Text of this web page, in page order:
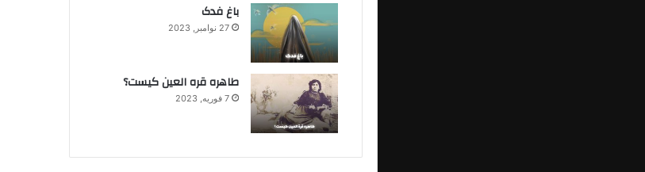
باغ فدک
27 نوامبر, 2023
طاهره قره العین کیست؟
7 فوریه, 2023